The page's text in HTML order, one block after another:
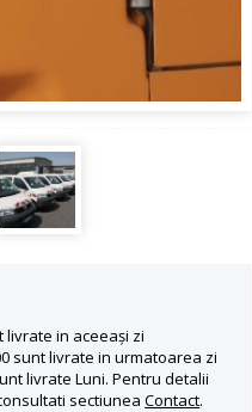
livrate in aceeași zi
sunt livrate in urmatoarea zi
livrate Luni. Pentru detalii
sectiuneaContact.